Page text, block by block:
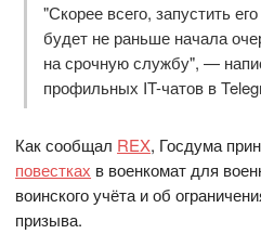
"Скорее всего, запустить
будет не раньше начала
на срочную службу", —
профильных IT-чатов в
Как сообщал REX, Госдума
повестках в военкомат для
воинского учёта и об
призыва.